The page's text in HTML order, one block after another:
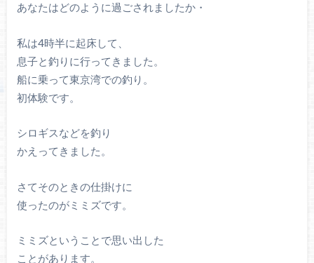
あなたはどのように過ごされましたか・
私は4時半に起床して、
息子と釣りに行ってきました。
船に乗って東京湾での釣り。
初体験です。
シロギスなどを釣り
かえってきました。
さてそのときの仕掛けに
使ったのがミミズです。
ミミズということで思い出した
ことがあります。